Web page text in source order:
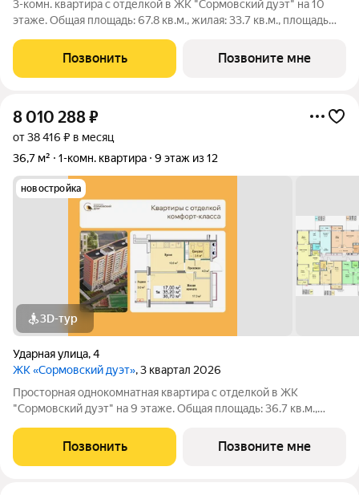
3-комн. квартира с отделкой в ЖК "Сормовский дуэт" на 10
этаже. Общая площадь: 67.8 кв.м., жилая: 33.7 кв.м., площадь
светлая, естественная вентиляция при открытии окон. В
квартире одна
Позвонить Позвоните мне
8 010 288₽
от 38 416 ₽ в месяц
36,7 м²
1-комн. квартира 9 этаж из 12
новостройка
3D-тур
Ударная улица,4
ЖК «Сормовский дуэт», 3 квартал 2026
Просторная однокомнатная квартира с отделкой в ЖК
"Сормовский дуэт" на 9 этаже. Общая площадь: 36.7 кв.м.,
Все окна выходят на одну сторону. В квартире один балкон,
один совмещенный
Позвонить Позвоните мне